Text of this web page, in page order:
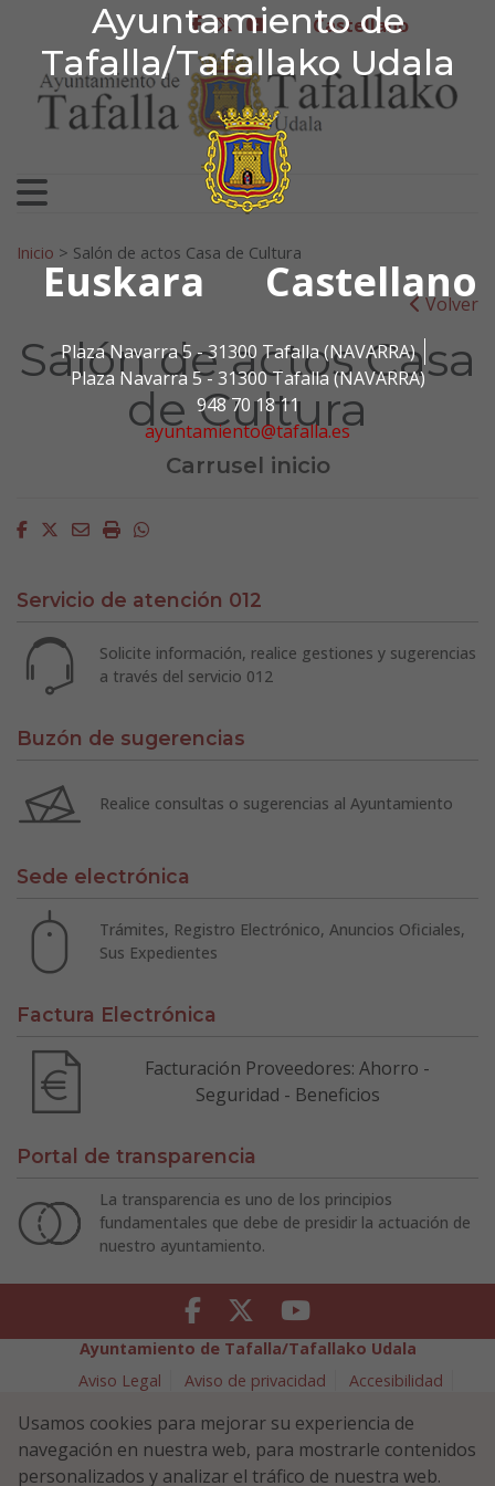
Ayuntamiento de
Tafalla/Tafallako Udala
Euskara Castellano
Plaza Navarra 5 - 31300 Tafalla (NAVARRA)
Plaza Navarra 5 - 31300 Tafalla (NAVARRA)
948 70 18 11
ayuntamiento@tafalla.es
Ir al contenido
Ayuntamiento de
facebook
twitter
youtubeCastellano
Search for:
Inicio > Salón de actos Casa de Cultura
Volver
Salón de actos Casa
de Cultura
Carrusel inicio
Facebook
Twitter
EmailImprimirWhatsapp
Servicio de atención 012
Solicite información, realice gestiones y sugerencias
a través del servicio 012
Buzón de sugerencias
Realice consultas o sugerencias al Ayuntamiento
Sede electrónica
Trámites, Registro Electrónico, Anuncios Oficiales,
Sus Expedientes
Factura Electrónica
Facturación Proveedores: Ahorro -
Seguridad - Beneficios
Portal de transparencia
La transparencia es uno de los principios
fundamentales que debe de presidir la actuación de
nuestro ayuntamiento.
Facebook Twitter Youtube
Ayuntamiento de Tafalla/Tafallako Udala
Aviso Legal
Aviso de privacidad
Accesibilidad
Política de Seguridad de la Información
Plaza Navarra 5 - 31300 Tafalla (NAVARRA)
948 70 18 11
Usamos cookies para mejorar su experiencia de
navegación en nuestra web, para mostrarle contenidos
personalizados y analizar el tráfico de nuestra web.